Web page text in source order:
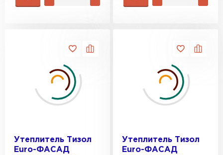
Утеплитель Тизол
Euro-ФАСАД
Утеплитель Тизол
Euro-ФАСАД